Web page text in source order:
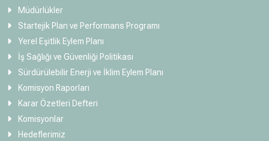
Müdürlükler
Startejik Plan ve Performans Programı
Yerel Eşitlik Eylem Planı
İş Sağlığı ve Güvenliği Politikası
Sürdürülebilir Enerji ve İklim Eylem Planı
Komisyon Raporları
Karar Özetleri Defteri
Komisyonlar
Hedeflerimiz